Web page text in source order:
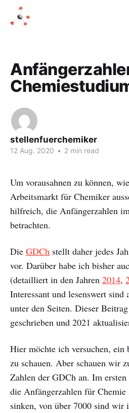
stellenfuerchemiker
12 Aug. 2020 • 2 min read
Um vorausahnen zu können,
Arbeitsmarkt für Chemiker
hilfreich, die Anfängerzahlen
betrachten.
Die GDCh stellt daher jedes
vor. Darüber habe ich bisher
(detailliert in den Jahren 2014,
Interessant und lesenswert sind
unter den Seiten. Dieser
geschrieben und 2021
Hier möchte ich versuchen,
zu schauen. Aber schauen wir
Zahlen der GDCh an. Im
die Anfängerzahlen für
sinken, von über 7000 sind wir